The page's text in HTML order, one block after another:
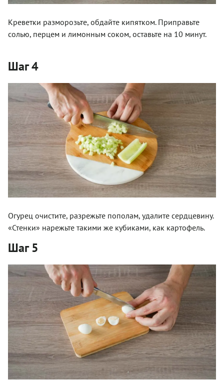
Креветки разморозьте, обдайте кипятком. Приправьте
солью, перцем и лимонным соком, оставьте на 10 минут.
Шаг 4
Огурец очистите, разрежьте пополам, удалите сердцевину.
«Стенки» нарежьте такими же кубиками, как картофель.
Шаг 5